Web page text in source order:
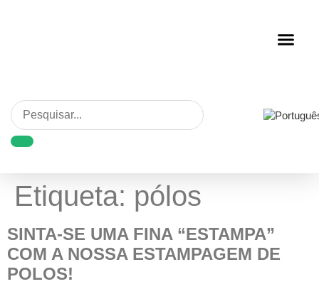
Etiqueta: pólos
SINTA-SE UMA FINA “ESTAMPA”
COM A NOSSA ESTAMPAGEM DE
POLOS!